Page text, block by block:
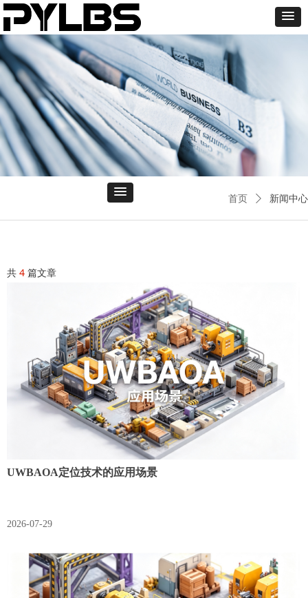
首页 ꄲ 新闻中心
共 4 篇文章
UWBAOA定位技术的应用场景
2026-07-29